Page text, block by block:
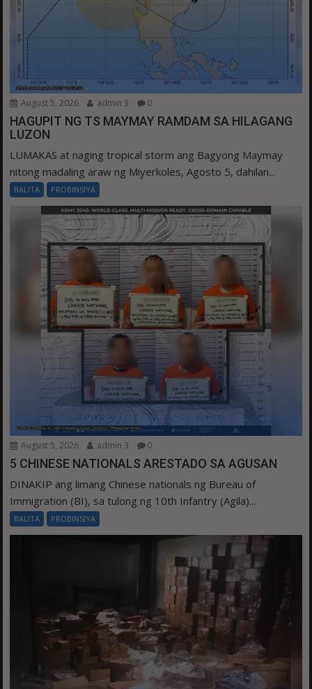
August 5, 2026 admin 3 0
HAGUPIT NG TS MAYMAY RAMDAM SA HILAGANG
LUZON
LUMAKAS at naging tropical storm ang Bagyong Maymay
nitong madaling araw ng Miyerkoles, Agosto 5, dahilan...
BALITA PROBINSIYA
August 5, 2026 admin 3 0
5 CHINESE NATIONALS ARESTADO SA AGUSAN
DINAKIP ang limang Chinese nationals ng Bureau of
Immigration (BI), sa tulong ng 10th Infantry (Agila)...
BALITA PROBINSIYA